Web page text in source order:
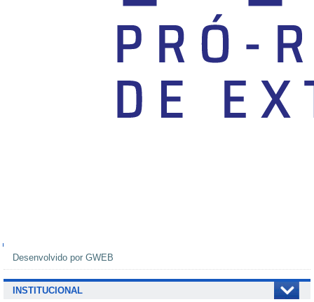
Navegação
Desenvolvido por GWEB
INSTITUCIONAL